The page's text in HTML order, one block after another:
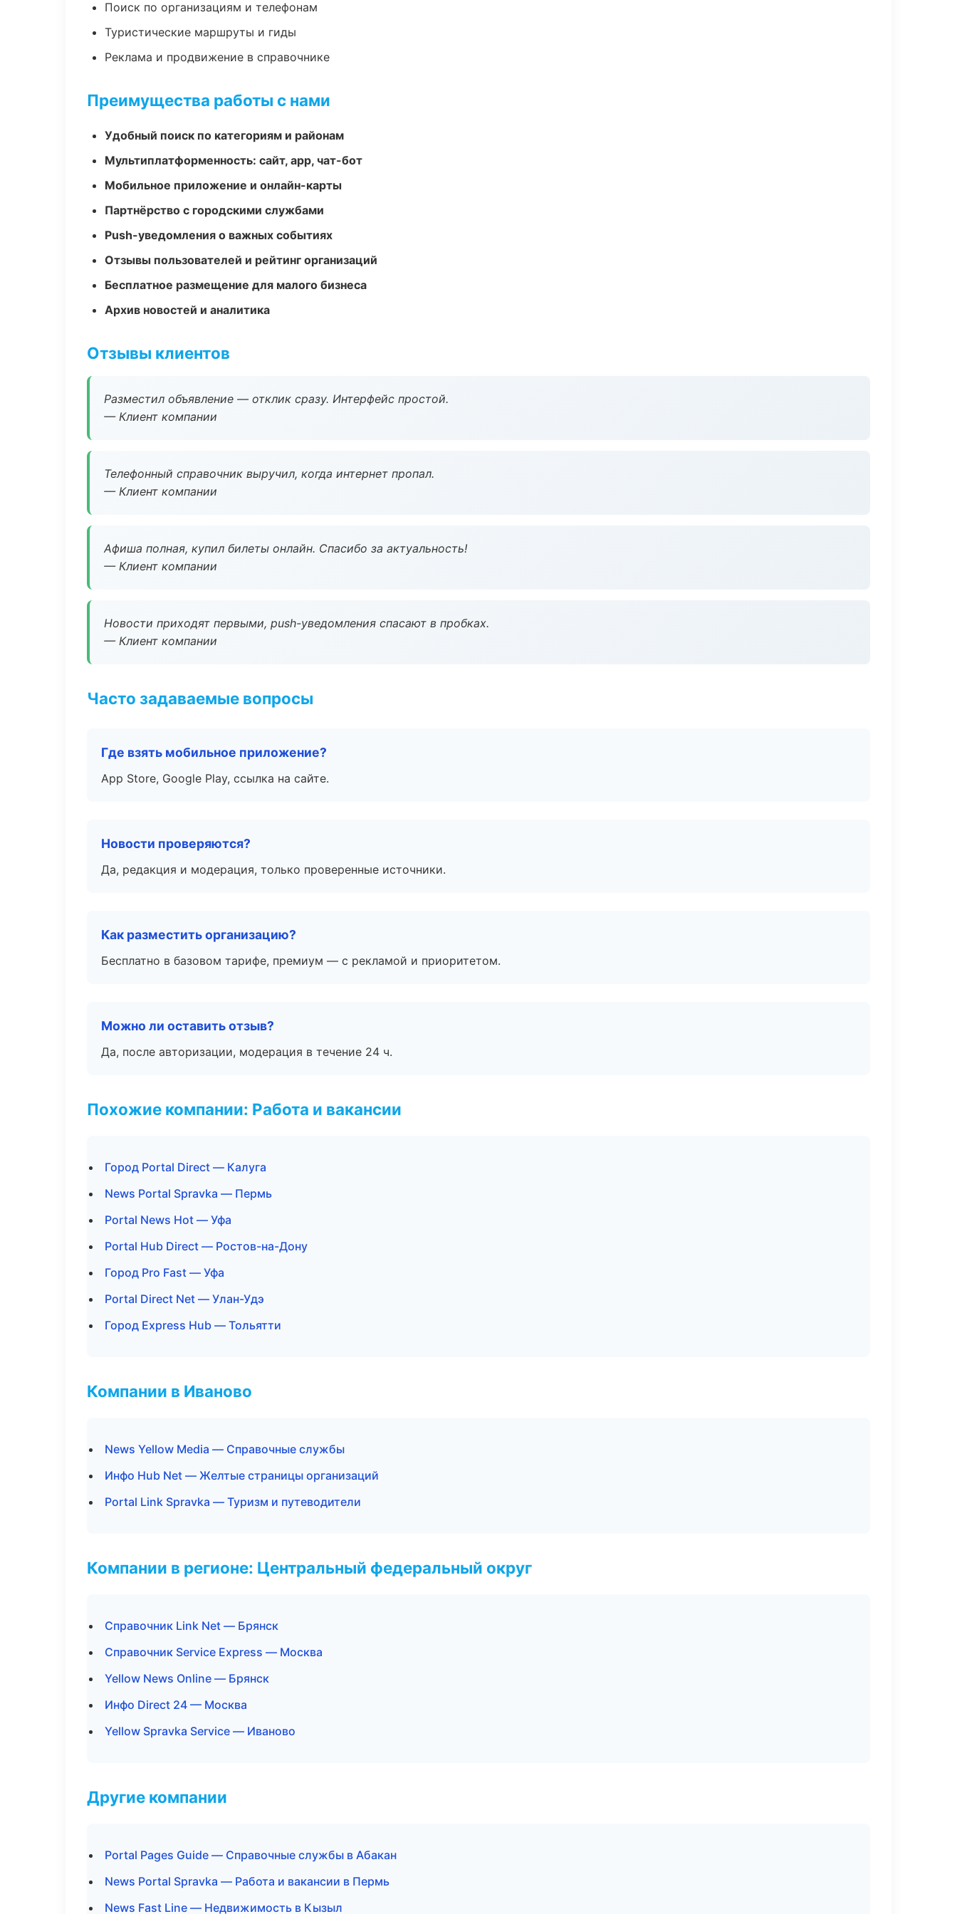
Поиск по организациям и телефонам
Туристические маршруты и гиды
Реклама и продвижение в справочнике
Преимущества работы с нами
Удобный поиск по категориям и районам
Мультиплатформенность: сайт, app, чат-бот
Мобильное приложение и онлайн-карты
Партнёрство с городскими службами
Push-уведомления о важных событиях
Отзывы пользователей и рейтинг организаций
Бесплатное размещение для малого бизнеса
Архив новостей и аналитика
Отзывы клиентов
Разместил объявление — отклик сразу. Интерфейс простой.
— Клиент компании
Телефонный справочник выручил, когда интернет пропал.
— Клиент компании
Афиша полная, купил билеты онлайн. Спасибо за актуальность!
— Клиент компании
Новости приходят первыми, push-уведомления спасают в пробках.
— Клиент компании
Часто задаваемые вопросы
Где взять мобильное приложение?
App Store, Google Play, ссылка на сайте.
Новости проверяются?
Да, редакция и модерация, только проверенные источники.
Как разместить организацию?
Бесплатно в базовом тарифе, премиум — с рекламой и приоритетом.
Можно ли оставить отзыв?
Да, после авторизации, модерация в течение 24 ч.
Похожие компании: Работа и вакансии
Город Portal Direct — Калуга
News Portal Spravka — Пермь
Portal News Hot — Уфа
Portal Hub Direct — Ростов-на-Дону
Город Pro Fast — Уфа
Portal Direct Net — Улан-Удэ
Город Express Hub — Тольятти
Компании в Иваново
News Yellow Media — Справочные службы
Инфо Hub Net — Желтые страницы организаций
Portal Link Spravka — Туризм и путеводители
Компании в регионе: Центральный федеральный округ
Справочник Link Net — Брянск
Справочник Service Express — Москва
Yellow News Online — Брянск
Инфо Direct 24 — Москва
Yellow Spravka Service — Иваново
Другие компании
Portal Pages Guide — Справочные службы в Абакан
News Portal Spravka — Работа и вакансии в Пермь
News Fast Line — Недвижимость в Кызыл